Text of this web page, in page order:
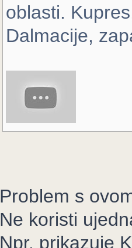
oblasti.
Dalmacije,
Problem s
Ne koristi
Npr. prikazuje